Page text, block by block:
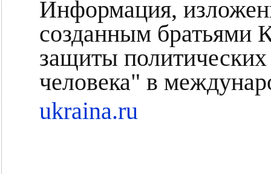
Информация,
созданным братьями
защиты
человека" в
ukraina.ru